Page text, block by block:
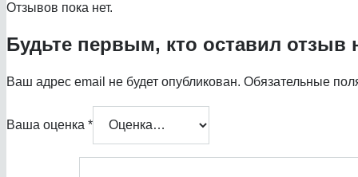
Отзывов пока нет.
Будьте первым, кто оставил отзыв
Ваш адрес email не будет опубликован. Обязательные
Ваша оценка *